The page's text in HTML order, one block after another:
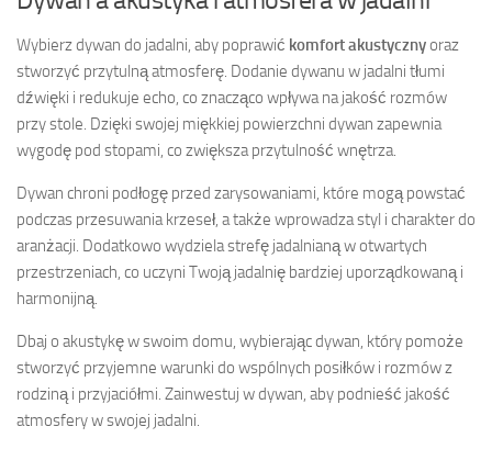
Wybierz dywan do jadalni, aby poprawić komfort akustycznyoraz
stworzyć przytulną atmosferę. Dodanie dywanu w jadalni tłumi
dźwięki i redukuje echo, co znacząco wpływa na jakość rozmów
przy stole. Dzięki swojej miękkiej powierzchni dywan zapewnia
wygodę pod stopami, co zwiększa przytulność wnętrza.
Dywan chroni podłogę przed zarysowaniami, które mogą powstać
podczas przesuwania krzeseł, a także wprowadza styl i charakter do
aranżacji. Dodatkowo wydziela strefę jadalnianą w otwartych
przestrzeniach, co uczyni Twoją jadalnię bardziej uporządkowaną i
harmonijną.
Dbaj o akustykę w swoim domu, wybierając dywan, który pomoże
stworzyć przyjemne warunki do wspólnych posiłków i rozmów z
rodziną i przyjaciółmi. Zainwestuj w dywan, aby podnieść jakość
atmosfery w swojej jadalni.